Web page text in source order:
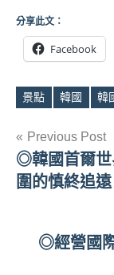
分享此文：
Facebook
Tags
景點 韓國 韓
文
章
Previous Post
◎韓國首爾世
圍的慎終追遠
◎經營國